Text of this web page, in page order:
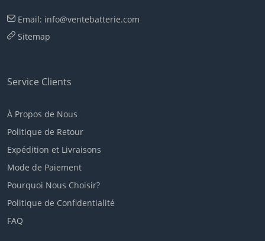
Email: info@ventebatterie.com
Sitemap
Service Clients
À Propos de Nous
Politique de Retour
Expédition et Livraisons
Mode de Paiement
Pourquoi Nous Choisir?
Politique de Confidentialité
FAQ